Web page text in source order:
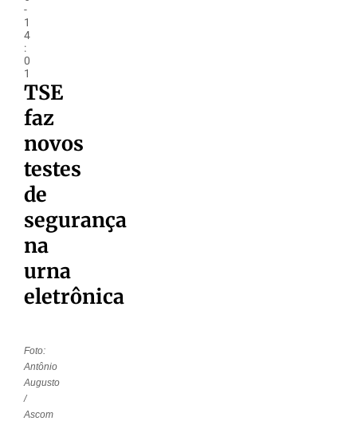
-
1
4
:
0
1
TSE
faz
novos
testes
de
segurança
na
urna
eletrônica
Foto:
Antônio
Augusto
/
Ascom